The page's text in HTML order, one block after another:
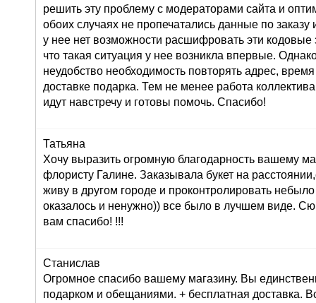
решить эту проблему с модераторами сайта и
обоих случаях не пропечатались данные по заказу
у нее нет возможности расшифровать эти кодовые
что такая ситуация у нее возникла впервые.
неудобство необходимость повторять адрес,
доставке подарка. Тем не менее работа
идут навстречу и готовы помочь. Спасибо!
Татьяна
Хочу выразить огромную благодарность вашему
флористу Галине. Заказывала букет на
живу в другом городе и проконтролировать
оказалось и ненужно)) все было в лучшем виде.
вам спасибо! !!!
Станислав
Огромное спасибо вашему магазину. Вы
подарком и обещаниями. + бесплатная доставка.